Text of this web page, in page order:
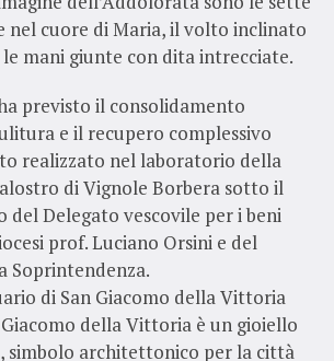
nel cuore di Maria, il volto inclinato
mani giunte con dita intrecciate.
previsto il consolidamento
e il recupero complessivo
realizzato nel laboratorio della
di Vignole Borbera sotto il
Delegato vescovile per i beni
prof. Luciano Orsini e del
Soprintendenza.
di San Giacomo della Vittoria
Giacomo della Vittoria è un gioiello
simbolo architettonico per la città